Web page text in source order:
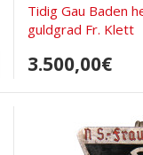
Tidig Gau Baden
guldgrad Fr. Klett
3.500,00€